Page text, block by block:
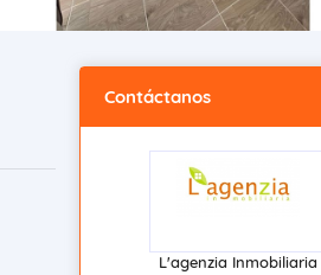
Contáctanos
L'agenzia Inmobiliaria